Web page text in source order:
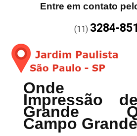
Entre em contato
(11) 3284-
Onde
Impressão
Grande
Campo Grande